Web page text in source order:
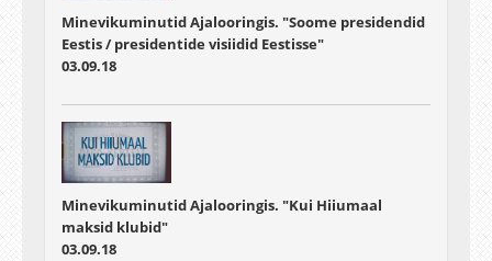
Minevikuminutid Ajalooringis. "Soome presidendid
Eestis / presidentide visiidid Eestisse"
03.09.18
Minevikuminutid Ajalooringis. "Kui Hiiumaal
maksid klubid"
03.09.18